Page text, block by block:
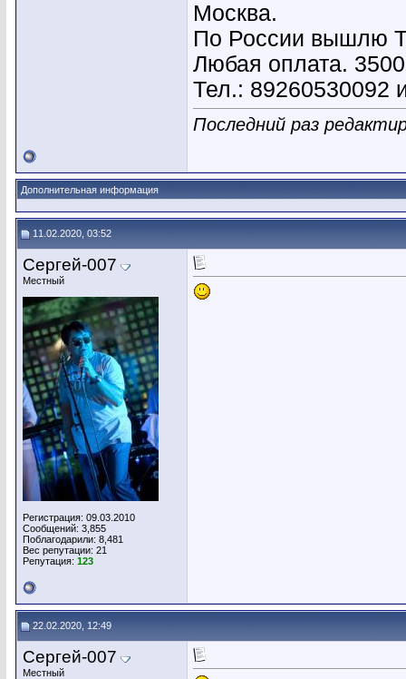
Москва.
По России вышлю
Любая оплата.
Тел.: 89260530092
Последний раз
Дополнительная информация
11.02.2020, 03:52
Сергей-007
Местный
Регистрация: 09.03.2010
Сообщений: 3,855
Поблагодарили: 8,481
Вес репутации: 21
Репутация: 123
22.02.2020, 12:49
Сергей-007
Местный